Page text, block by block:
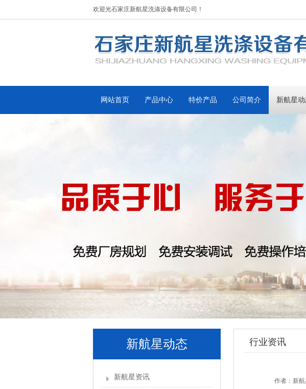
欢迎光石家庄新航星洗涤设备有限公司！
网站首页 产品中心 特价产品 公司简介 新航星
新航星动态
新航星资讯
行业资讯
作者：新